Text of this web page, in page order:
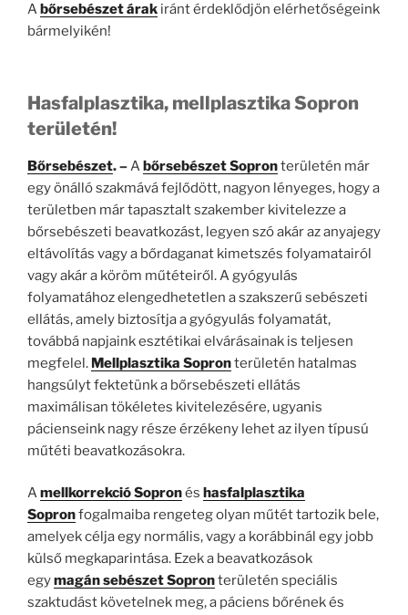
Abőrsebészet árak iránt érdeklődjön elérhetőségeink
bármelyikén!
Hasfalplasztika, mellplasztika Sopron
területén!
Bőrsebészet. –Abőrsebészet Sopronterületén már
egy önálló szakmává fejlődött, nagyon lényeges, hogy a
területben már tapasztalt szakember kivitelezze a
bőrsebészeti beavatkozást, legyen szó akár az anyajegy
eltávolítás vagy a bőrdaganat kimetszés folyamatairól
vagy akár a köröm műtéteiről. A gyógyulás
folyamatához elengedhetetlen a szakszerű sebészeti
ellátás, amely biztosítja a gyógyulás folyamatát,
továbbá napjaink esztétikai elvárásainak is teljesen
megfelel. Mellplasztika Sopronterületén hatalmas
hangsúlyt fektetünk a bőrsebészeti ellátás
maximálisan tökéletes kivitelezésére, ugyanis
pácienseink nagy része érzékeny lehet az ilyen típusú
műtéti beavatkozásokra.
Amellkorrekció Sopronés hasfalplasztika
Sopronfogalmaiba rengeteg olyan műtét tartozik bele,
amelyek célja egy normális, vagy a korábbinál egy jobb
külső megkaparintása. Ezek a beavatkozások
egymagán sebészet Sopronterületén speciális
szaktudást követelnek meg, a páciens bőrének és